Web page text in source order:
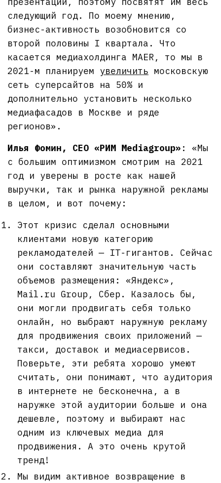
следующий год. По моему мнению,
бизнес-активность возобновится со
второй половины I квартала. Что
касается медиахолдинга MAER, то мы в
2021-м планируем увеличить московскую
сеть суперсайтов на 50% и
дополнительно установить несколько
медиафасадов в Москве и ряде
регионов».
Илья Фомин, CEO «РИМ Mediagroup» : «Мы
с большим оптимизмом смотрим на 2021
год и уверены в росте как нашей
выручки, так и рынка наружной рекламы
в целом, и вот почему:
Этот кризис сделал основными
клиентами новую категорию
рекламодателей — IT-гигантов. Сейчас
они составляют значительную часть
объемов размещения: «Яндекс»,
Mail.ru Group, Сбер. Казалось бы,
они могли продвигать себя только
онлайн, но выбрают наружную рекламу
для продвижения своих приложений —
такси, доставок и медиасервисов.
Поверьте, эти ребята хорошо умеют
считать, они понимают, что аудитория
в интернете не бесконечна, а в
наружке этой аудитории больше и она
дешевле, поэтому и выбирают нас
одним из ключевых медиа для
продвижения. А это очень крутой
тренд!
Мы видим активное возвращение в